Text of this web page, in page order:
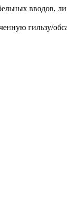
вводов,
гильзу/